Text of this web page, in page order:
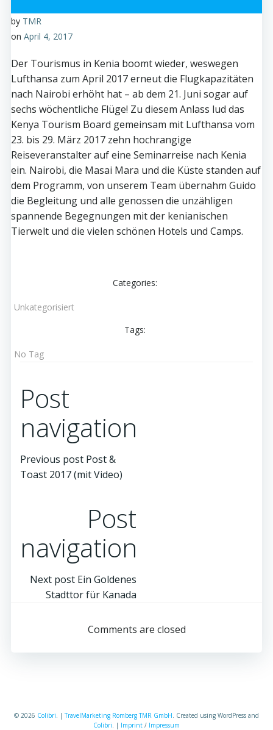
by TMR
on April 4, 2017
Der Tourismus in Kenia boomt wieder, weswegen
Lufthansa zum April 2017 erneut die Flugkapazitäten
nach Nairobi erhöht hat – ab dem 21. Juni sogar auf
sechs wöchentliche Flüge! Zu diesem Anlass lud das
Kenya Tourism Board gemeinsam mit Lufthansa vom
23. bis 29. März 2017 zehn hochrangige
Reiseveranstalter auf eine Seminarreise nach Kenia
ein. Nairobi, die Masai Mara und die Küste standen auf
dem Programm, von unserem Team übernahm Guido
die Begleitung und alle genossen die unzähligen
spannende Begegnungen mit der kenianischen
Tierwelt und die vielen schönen Hotels und Camps.
Categories:
Unkategorisiert
Tags:
No Tag
Post
navigation
Previous post Post &
Toast 2017 (mit Video)
Post
navigation
Next post Ein Goldenes
Stadttor für Kanada
Comments are closed
© 2026 Colibri . |TravelMarketing Romberg TMR GmbH . Created using WordPress and
Colibri . | Imprint / Impressum